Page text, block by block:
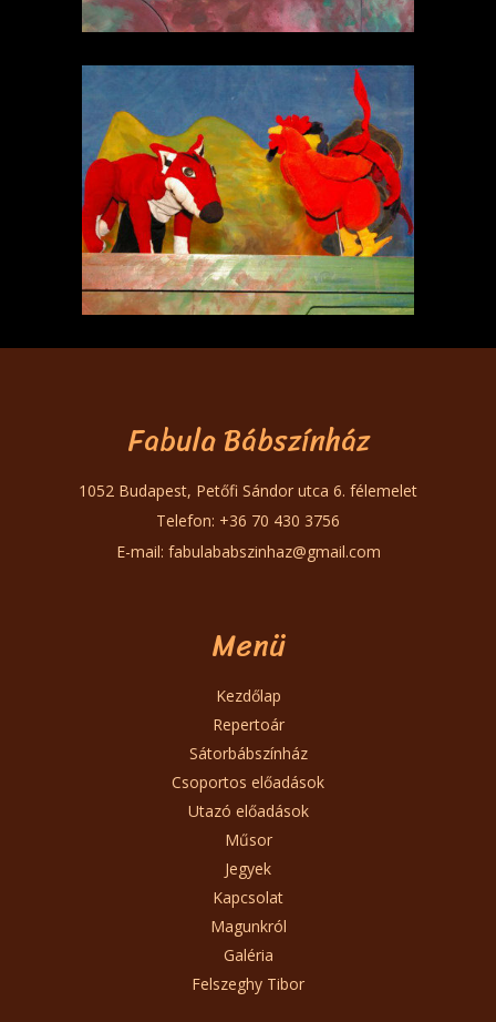
Fabula Bábszínház
1052 Budapest, Petőfi Sándor utca 6. félemelet
Telefon: +36 70 430 3756
E-mail: fabulababszinhaz@gmail.com
Menü
Kezdőlap
Repertoár
Sátorbábszínház
Csoportos előadások
Utazó előadások
Műsor
Jegyek
Kapcsolat
Magunkról
Galéria
Felszeghy Tibor